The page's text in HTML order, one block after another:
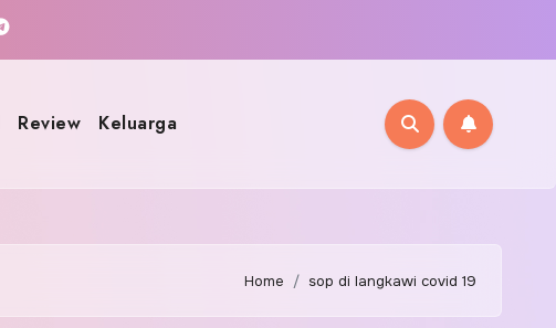
Review Keluarga
Home sop di langkawi covid 19